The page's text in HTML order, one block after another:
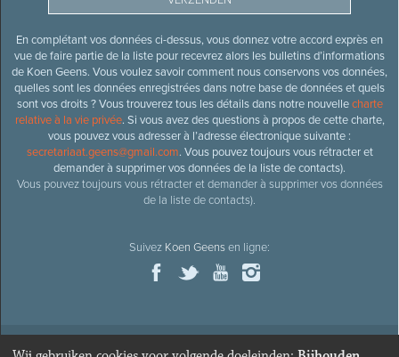
En complétant vos données ci-dessus, vous donnez votre accord exprès en
vue de faire partie de la liste pour recevrez alors les bulletins d’informations
de Koen Geens. Vous voulez savoir comment nous conservons vos données,
quelles sont les données enregistrées dans notre base de données et quels
sont vos droits ? Vous trouverez tous les détails dans notre nouvellecharte
relative à la vie privée. Si vous avez des questions à propos de cette charte,
vous pouvez vous adresser à l’adresse électronique suivante :
secretariaat.geens@gmail.com. Vous pouvez toujours vous rétracter et
demander à supprimer vos données de la liste de contacts).
Vous pouvez toujours vous rétracter et demander à supprimer vos données
de la liste de contacts).
Suivez Koen Geensen ligne: